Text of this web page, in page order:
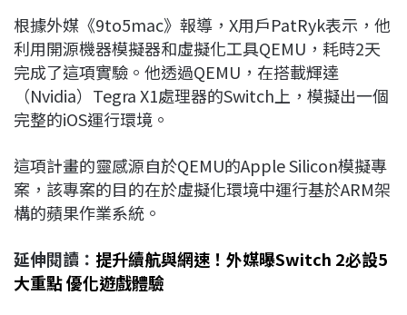
根據外媒《9to5mac》報導，X用戶PatRyk表示，他
利用開源機器模擬器和虛擬化工具QEMU，耗時2天
完成了這項實驗。他透過QEMU，在搭載輝達
（Nvidia）Tegra X1處理器的Switch上，模擬出一個
完整的iOS運行環境。
這項計畫的靈感源自於QEMU的Apple Silicon模擬專
案，該專案的目的在於虛擬化環境中運行基於ARM架
構的蘋果作業系統。
延伸閱讀： 提升續航與網速！外媒曝Switch 2必設5
大重點 優化遊戲體驗